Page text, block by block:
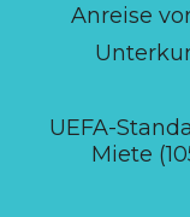
Anreise
UEFA-
Miete